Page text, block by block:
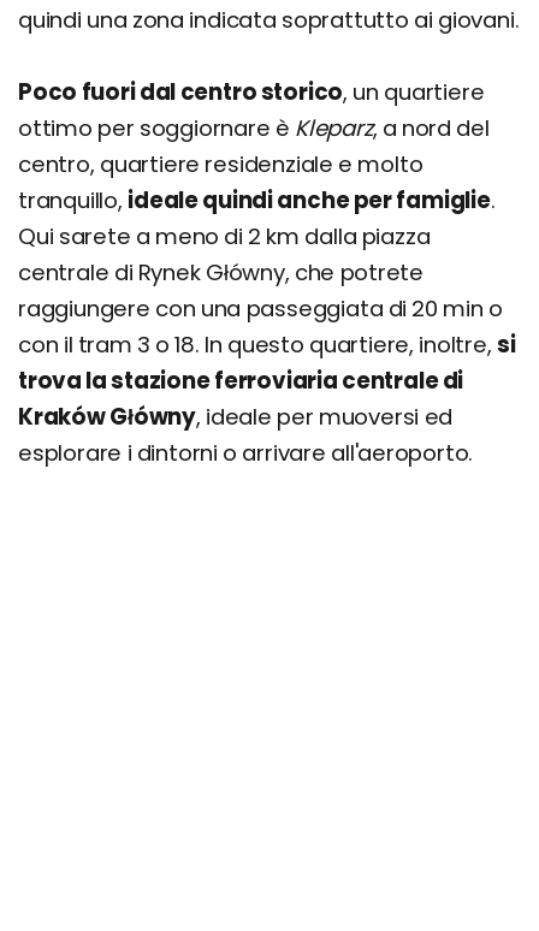
quindi una zona indicata soprattutto ai giovani.
Poco fuori dal centro storico, un quartiere
ottimo per soggiornare è Kleparz, a nord del
centro, quartiere residenziale e molto
tranquillo, ideale quindi anche per famiglie.
Qui sarete a meno di 2 km dalla piazza
centrale di Rynek Główny, che potrete
raggiungere con una passeggiata di 20 min o
con il tram 3 o 18. In questo quartiere, inoltre, si
trova la stazione ferroviaria centrale di
Kraków Główny, ideale per muoversi ed
esplorare i dintorni o arrivare all'aeroporto.